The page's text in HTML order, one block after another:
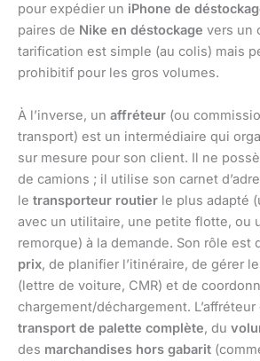
pour expédier un iPhone de
paires de Nike en déstockage vers un
tarification est simple (au colis) mais
prohibitif pour les gros volumes.
À l’inverse, un affréteur (ou
transport) est un intermédiaire qui
sur mesure pour son client. Il ne
de camions ; il utilise son carnet
le transporteur routier le plus adapté
avec un utilitaire, une petite flotte, ou
remorque) à la demande. Son rôle est
prix, de planifier l’itinéraire, de gérer
(lettre de voiture, CMR) et de
chargement/déchargement.
transport de palette complète, du
des marchandises hors gabarit